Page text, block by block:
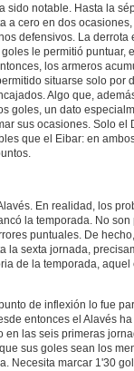
sido notable. Hasta la
a cero en dos
defensivos. La derrota
le permitió puntuar,
los armeros
situarse solo por
Algo que,
goles, un dato
sus ocasiones. Solo el
que el Eibar: en
En realidad, los
la temporada. No
puntuales. De
la sexta jornada,
de la temporada,
de inflexión lo fue
entonces el Alavés
en las seis primeras
sus goles sean los
Necesita marcar 1'30